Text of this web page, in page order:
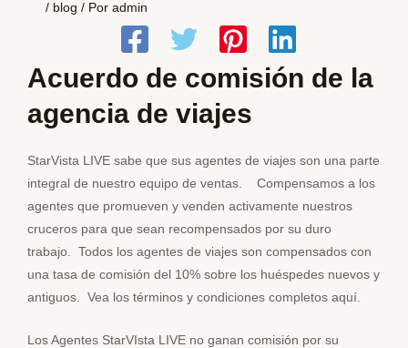
/ blog / Por admin
Acuerdo de comisión de la
agencia de viajes
StarVista LIVE sabe que sus agentes de viajes son una parte
integral de nuestro equipo de ventas. Compensamos a los
agentes que promueven y venden activamente nuestros
cruceros para que sean recompensados por su duro
trabajo. Todos los agentes de viajes son compensados con
una tasa de comisión del 10% sobre los huéspedes nuevos y
antiguos. Vea los términos y condiciones completos aquí.
Los Agentes StarVIsta LIVE no ganan comisión por su